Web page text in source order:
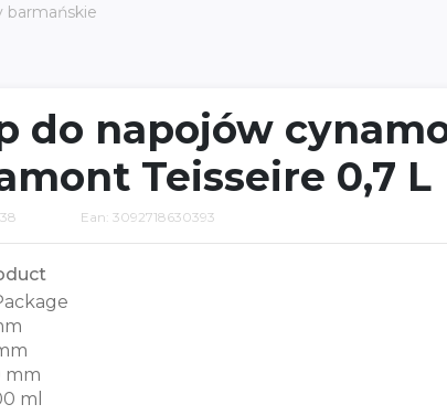
barmańskie
do napojów
Teisseire 0,7 L
Ean: 3092718630393
mm
ml